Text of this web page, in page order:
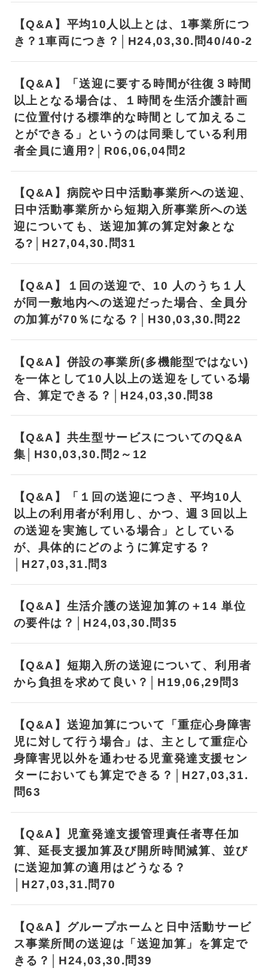
【Q&A】平均10人以上とは、1事業所につ
き？1車両につき？│H24,03,30.問40/40-2
【Q&A】「送迎に要する時間が往復３時間
以上となる場合は、１時間を生活介護計画
に位置付ける標準的な時間として加えるこ
とができる」というのは同乗している利用
者全員に適用?│R06,06,04問2
【Q&A】病院や日中活動事業所への送迎、
日中活動事業所から短期入所事業所への送
迎についても、送迎加算の算定対象とな
る?│H27,04,30.問31
【Q&A】１回の送迎で、10 人のうち１人
が同一敷地内への送迎だった場合、全員分
の加算が70％になる？│H30,03,30.問22
【Q&A】併設の事業所(多機能型ではない)
を一体として10人以上の送迎をしている場
合、算定できる？│H24,03,30.問38
【Q&A】共生型サービスについてのQ&A
集│H30,03,30.問2～12
【Q&A】「１回の送迎につき、平均10人
以上の利用者が利用し、かつ、週３回以上
の送迎を実施している場合」としている
が、具体的にどのように算定する？
│H27,03,31.問3
【Q&A】生活介護の送迎加算の＋14 単位
の要件は？│H24,03,30.問35
【Q&A】短期入所の送迎について、利用者
から負担を求めて良い？│H19,06,29問3
【Q&A】送迎加算について「重症心身障害
児に対して行う場合」は、主として重症心
身障害児以外を通わせる児童発達支援セン
ターにおいても算定できる？│H27,03,31.
問63
【Q&A】児童発達支援管理責任者専任加
算、延長支援加算及び開所時間減算、並び
に送迎加算の適用はどうなる？
│H27,03,31.問70
【Q&A】グループホームと日中活動サービ
ス事業所間の送迎は「送迎加算」を算定で
きる？│H24,03,30.問39